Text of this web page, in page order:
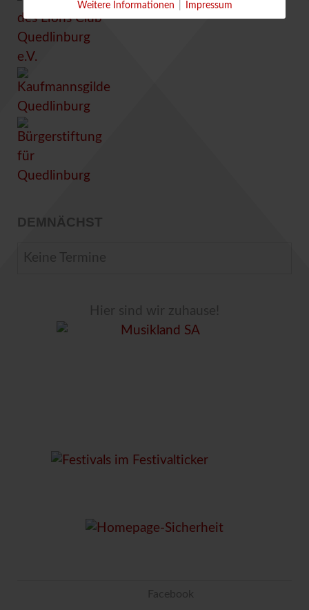
DEMNÄCHST
Keine Termine
Hier sind wir zuhause!
Facebook
Weitere Informationen Impressum